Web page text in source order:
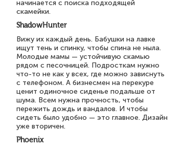
начинается с поиска подходящей
скамейки.
ShadowHunter
Вижу их каждый день. Бабушки на лавке
ищут тень и спинку, чтобы спина не ныла.
Молодые мамы — устойчивую скамью
рядом с песочницей. Подросткам нужно
что-то не как у всех, где можно зависнуть
с телефоном. А бизнесмен на перекуре
ценит одиночное сиденье подальше от
шума. Всем нужна прочность, чтобы
пережить дождь и вандалов. И чтобы
сидеть было удобно — это главное. Дизайн
уже вторичен.
Phoenix